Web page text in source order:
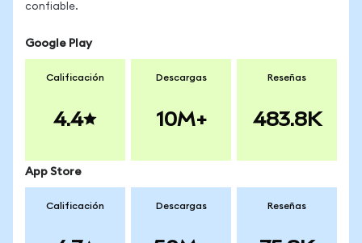
confiable.
Google Play
Calificación
4.4
Descargas
10M+
Reseñas
483.8K
App Store
Calificación Descargas Reseñas